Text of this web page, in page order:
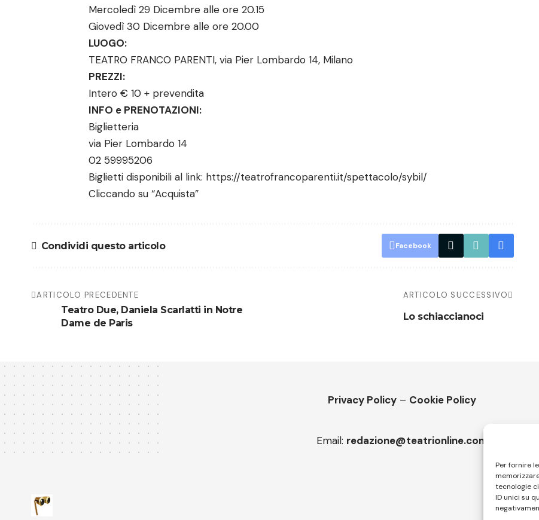
Per fornire
tecnologie
ID unici su
Mercoledì 29 Dicembre alle ore 20.15
Giovedì 30 Dicembre alle ore 20.00
LUOGO:
TEATRO FRANCO PARENTI, via Pier Lombardo 14, Milano
PREZZI:
Intero € 10 + prevendita
INFO e PRENOTAZIONI:
Biglietteria
via Pier Lombardo 14
02 59995206
Biglietti disponibili al link: https://teatrofrancoparenti.it/spettacolo/sybil/
Cliccando su “Acquista”
Condividi questo articolo Facebook
ARTICOLO PRECEDENTE
Teatro Due, Daniela Scarlatti in Notre
Dame de Paris
ARTICOLO SUCCESSIVO
Lo schiaccianoci
Privacy Policy – Cookie Policy
Email: redazione@teatrionline.com